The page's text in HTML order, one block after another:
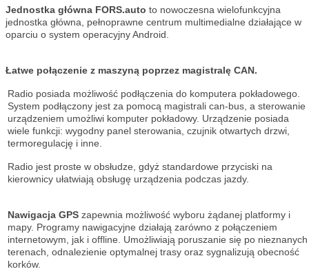
Jednostka główna FORS.auto to nowoczesna wielofunkcyjna
jednostka główna, pełnoprawne centrum multimedialne działające w
oparciu o system operacyjny Android.
Łatwe połączenie z maszyną poprzez magistralę CAN.
Radio posiada możliwość podłączenia do komputera pokładowego.
System podłączony jest za pomocą magistrali can-bus, a sterowanie
urządzeniem umożliwi komputer pokładowy. Urządzenie posiada
wiele funkcji: wygodny panel sterowania, czujnik otwartych drzwi,
termoregulację i inne.
Radio jest proste w obsłudze, gdyż standardowe przyciski na
kierownicy ułatwiają obsługę urządzenia podczas jazdy.
Nawigacja GPS zapewnia możliwość wyboru żądanej platformy i
mapy. Programy nawigacyjne działają zarówno z połączeniem
internetowym, jak i offline. Umożliwiają poruszanie się po nieznanych
terenach, odnalezienie optymalnej trasy oraz sygnalizują obecność
korków.